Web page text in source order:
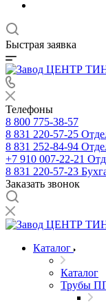
Быстрая заявка
Телефоны
8 800 775-38-57
8 831 220-57-25
8 831 252-84-94
+7 910 007-22-21
8 831 220-57-23
Заказать звонок
Каталог
Каталог
Трубы